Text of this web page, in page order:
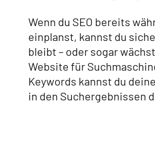
Wenn du SEO bereits
einplanst, kannst du
bleibt – oder sogar
Website für
Keywords kannst du
in den Suchergebnissen